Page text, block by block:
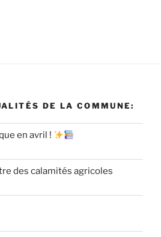
DE LA COMMUNE:
en avril !
des calamités agricoles